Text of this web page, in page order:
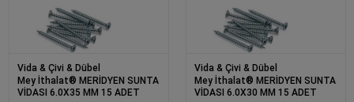
Vida & Çivi & Dübel
Mey İthalat® MERİDYEN SUNTA
VİDASI 6.0X35 MM 15 ADET
Vida & Çivi & Dübel
Mey İthalat® MERİDYEN SUNTA
VİDASI 6.0X30 MM 15 ADET